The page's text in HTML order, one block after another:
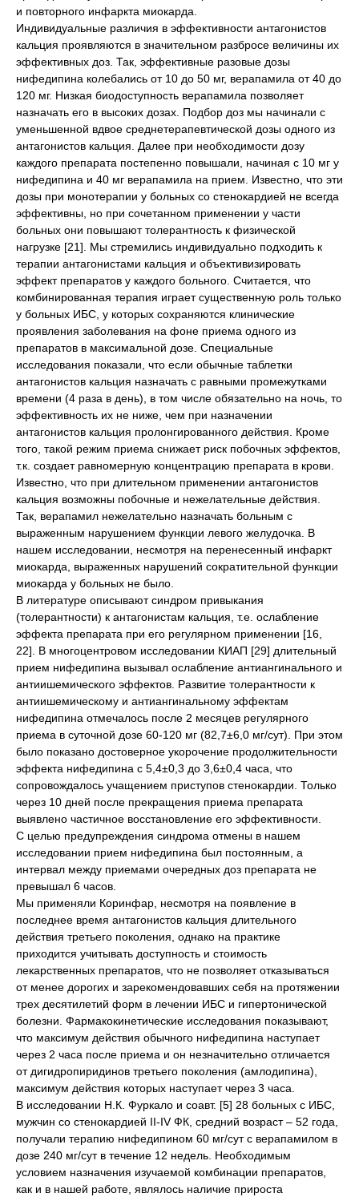
и повторного инфаркта миокарда.
Индивидуальные различия в эффективности антагонистов
кальция проявляются в значительном разбросе величины их
эффективных доз. Так, эффективные разовые дозы
нифедипина колебались от 10 до 50 мг, верапамила от 40 до
120 мг. Низкая биодоступность верапамила позволяет
назначать его в высоких дозах. Подбор доз мы начинали с
уменьшенной вдвое среднетерапевтической дозы одного из
антагонистов кальция. Далее при необходимости дозу
каждого препарата постепенно повышали, начиная с 10 мг у
нифедипина и 40 мг верапамила на прием. Известно, что эти
дозы при монотерапии у больных со стенокардией не всегда
эффективны, но при сочетанном применении у части
больных они повышают толерантность к физической
нагрузке [21]. Мы стремились индивидуально подходить к
терапии антагонистами кальция и объективизировать
эффект препаратов у каждого больного. Считается, что
комбинированная терапия играет существенную роль только
у больных ИБС, у которых сохраняются клинические
проявления заболевания на фоне приема одного из
препаратов в максимальной дозе. Специальные
исследования показали, что если обычные таблетки
антагонистов кальция назначать с равными промежутками
времени (4 раза в день), в том числе обязательно на ночь, то
эффективность их не ниже, чем при назначении
антагонистов кальция пролонгированного действия. Кроме
того, такой режим приема снижает риск побочных эффектов,
т.к. создает равномерную концентрацию препарата в крови.
Известно, что при длительном применении антагонистов
кальция возможны побочные и нежелательные действия.
Так, верапамил нежелательно назначать больным с
выраженным нарушением функции левого желудочка. В
нашем исследовании, несмотря на перенесенный инфаркт
миокарда, выраженных нарушений сократительной функции
миокарда у больных не было.
В литературе описывают синдром привыкания
(толерантности) к антагонистам кальция, т.е. ослабление
эффекта препарата при его регулярном применении [16,
22]. В многоцентровом исследовании КИАП [29] длительный
прием нифедипина вызывал ослабление антиангинального и
антиишемического эффектов. Развитие толерантности к
антиишемическому и антиангинальному эффектам
нифедипина отмечалось после 2 месяцев регулярного
приема в суточной дозе 60-120 мг (82,7±6,0 мг/сут). При этом
было показано достоверное укорочение продолжительности
эффекта нифедипина с 5,4±0,3 до 3,6±0,4 часа, что
сопровождалось учащением приступов стенокардии. Только
через 10 дней после прекращения приема препарата
выявлено частичное восстановление его эффективности.
С целью предупреждения синдрома отмены в нашем
исследовании прием нифедипина был постоянным, а
интервал между приемами очередных доз препарата не
превышал 6 часов.
Мы применяли Коринфар, несмотря на появление в
последнее время антагонистов кальция длительного
действия третьего поколения, однако на практике
приходится учитывать доступность и стоимость
лекарственных препаратов, что не позволяет отказываться
от менее дорогих и зарекомендовавших себя на протяжении
трех десятилетий форм в лечении ИБС и гипертонической
болезни. Фармакокинетические исследования показывают,
что максимум действия обычного нифедипина наступает
через 2 часа после приема и он незначительно отличается
от дигидропиридинов третьего поколения (амлодипина),
максимум действия которых наступает через 3 часа.
В исследовании Н.К. Фуркало и соавт. [5] 28 больных с ИБС,
мужчин со стенокардией II-IV ФК, средний возраст – 52 года,
получали терапию нифедипином 60 мг/сут с верапамилом в
дозе 240 мг/сут в течение 12 недель. Необходимым
условием назначения изучаемой комбинации препаратов,
как и в нашей работе, являлось наличие прироста